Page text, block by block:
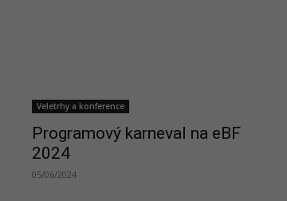
Veletrhy a konference
Programový karneval na eBF
2024
05/06/2024